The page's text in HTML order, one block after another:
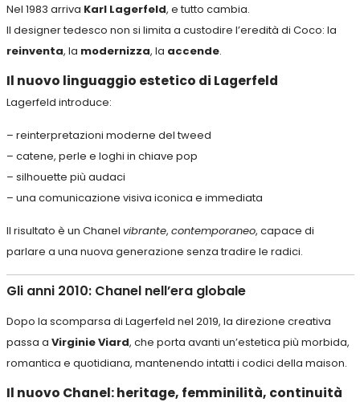
Nel 1983 arriva Karl Lagerfeld, e tutto cambia.
Il designer tedesco non si limita a custodire l’eredità di Coco: la
reinventa, la modernizza, la accende.
Il nuovo linguaggio estetico di Lagerfeld
Lagerfeld introduce:
– reinterpretazioni moderne del tweed
– catene, perle e loghi in chiave pop
– silhouette più audaci
– una comunicazione visiva iconica e immediata
Il risultato è un Chanel vibrante, contemporaneo, capace di
parlare a una nuova generazione senza tradire le radici.
Gli anni 2010: Chanel nell’era globale
Dopo la scomparsa di Lagerfeld nel 2019, la direzione creativa
passa a Virginie Viard, che porta avanti un’estetica più morbida,
romantica e quotidiana, mantenendo intatti i codici della maison.
Il nuovo Chanel: heritage, femminilità, continuità